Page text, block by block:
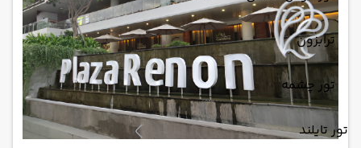
ترابزون
تور چشمه
تور تایلند